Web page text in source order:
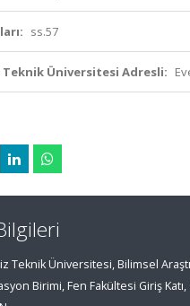
ss.57
Teknik Üniversitesi Adresli:
Teknik Üniversitesi, Bilimsel
Birimi, Fen Fakültesi Giriş